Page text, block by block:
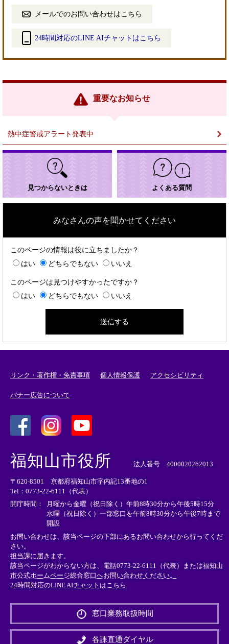
メールでのお問い合わせはこちら
24時間対応のLINE AIチャットはこちら
リ
重要なお知らせ
熱中症警戒アラート発表中
見つからないときは よくある質問
みなさんの声を聞かせてください
このページの情報は役に立ちましたか？
はい
どちらでもない いいえ
このページは見つけやすかったですか？
はい
どちらでもない いいえ
リンク・著作権・免責事項 個人情報保護 アクセシビリティ
バナー広告について
外
部
リ
ン
ク
＞
外
リ
ン
ク
＞
外
部
ン
ク
＞
福知山市役所 法人番号 4000020262013
〒620-8501 京都府福知山市字内記13番地の1
Tel：0773-22-6111（代表）
開庁時間：
月曜から金曜（祝日除く）午前8時30分から午後5時15分
水曜（祝日除く）一部窓口を午前8時30分から午後7時まで
開設
お問い合わせは、該当ページの下部にあるお問い合わせから行ってくだ
さい。
担当課に届きます。
該当ページがわからない方は、電話0773-22-6111（代表）または福知山
市公式ホームページ総合窓口へお問い合わせください。
24時間対応のLINE AIチャットはこちら
外
リ
ン
窓口業務取扱時間
各課直通ダイヤル